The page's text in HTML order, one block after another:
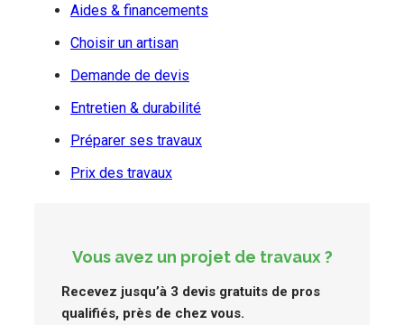
Aides & financements
Choisir un artisan
Demande de devis
Entretien & durabilité
Préparer ses travaux
Prix des travaux
Vous avez un projet de travaux ?
Recevez jusqu’à 3 devis gratuits de pros
qualifiés, près de chez vous.